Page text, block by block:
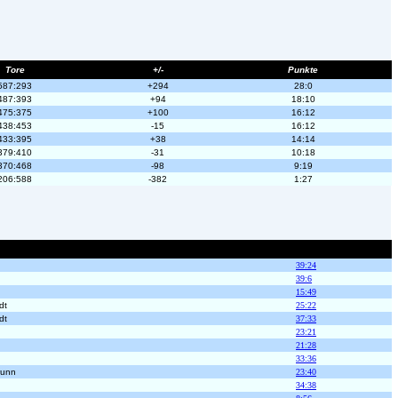
Tore +/-
Punkte
+294
28:0
+94
18:10
+100
16:12
-15
16:12
+38
14:14
-31
10:18
-98
9:19
-382 1:27
39:24
39:6
15:49
25:22
37:33
23:21
21:28
33:36
23:40
34:38